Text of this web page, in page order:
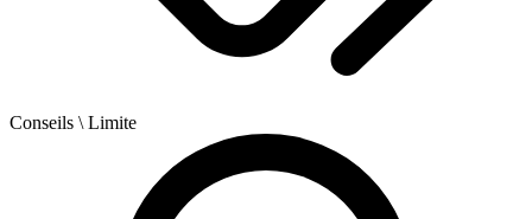
Conseils \ Limite